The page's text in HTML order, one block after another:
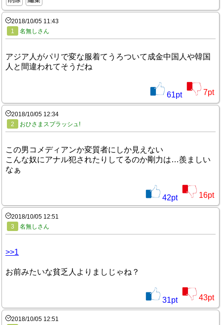
2018/10/05 11:43
1
名無しさん
アジア人がパリで変な服着てうろついて成金中国人や韓国
人と間違われてそうだね
61pt 7pt
2018/10/05 12:34
2
おひさまスプラッシュ!
この男コメディアンか変質者にしか見えない
こんな奴にアナル犯されたりしてるのか剛力は…羨ましい
なぁ
42pt 16pt
2018/10/05 12:51
3
名無しさん
>>1
お前みたいな貧乏人よりましじゃね？
31pt 43pt
2018/10/05 12:51